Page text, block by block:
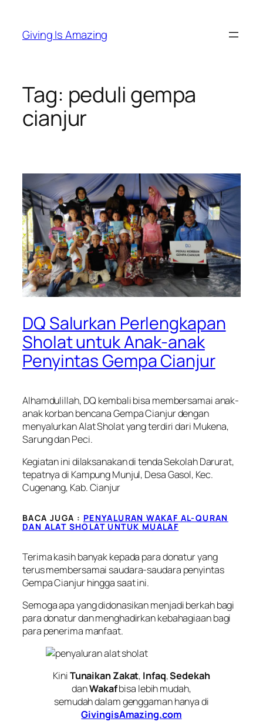
content
Giving Is Amazing
Tag: peduli gempa
cianjur
DQ Salurkan Perlengkapan
Sholat untuk Anak-anak
Penyintas Gempa Cianjur
Alhamdulillah, DQ kembali bisa membersamai anak-
anak korban bencana Gempa Cianjur dengan
menyalurkan Alat Sholat yang terdiri dari Mukena,
Sarung dan Peci.
Kegiatan ini dilaksanakan di tenda Sekolah Darurat,
tepatnya di Kampung Munjul, Desa Gasol, Kec.
Cugenang, Kab. Cianjur
BACA JUGA : PENYALURAN WAKAF AL-QURAN
DAN ALAT SHOLAT UNTUK MUALAF
Terima kasih banyak kepada para donatur yang
terus membersamai saudara-saudara penyintas
Gempa Cianjur hingga saat ini.
Semoga apa yang didonasikan menjadi berkah bagi
para donatur dan menghadirkan kebahagiaan bagi
para penerima manfaat.
KiniTunaikan Zakat, Infaq,Sedekah
danWakafbisa lebih mudah,
semudah dalam genggaman hanya di
GivingisAmazing.com